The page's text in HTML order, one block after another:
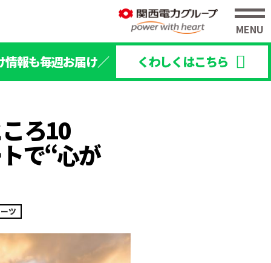
情報も毎週お届け／ くわしくはこちら
ろ10
で“心が
ツ